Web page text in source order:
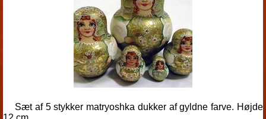
Sæt af 5 stykker matryoshka dukker af gyldne farve. Højde